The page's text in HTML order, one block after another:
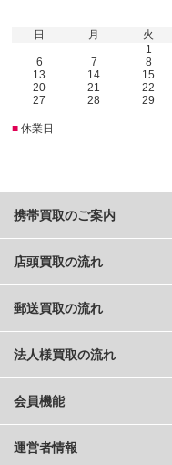
日
月 火
1
6
7 8
13
14 15
20
21 22
27
28 29
■ 休業日
携帯買取のご案内
店頭買取の流れ
郵送買取の流れ
法人様買取の流れ
会員機能
運営者情報